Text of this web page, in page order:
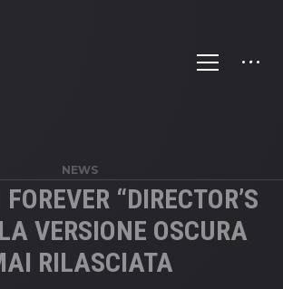
NEWS
“DIRECTOR’S
VERSIONE OSCURA
RILASCIATA